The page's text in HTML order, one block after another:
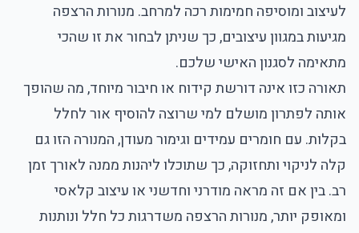
לעיצוב ומוסיפה חמימות רכה למרחב. מנורות הרצפה
מגיעות במגוון עיצובים, כך שניתן לבחור את זו שהכי
מתאימה לסגנון האישי שלכם.
תאורה כזו אינה דורשת קידוח או חיבור מיוחד, מה שהופך
אותה לפתרון מושלם למי שרוצה להוסיף אור לחלל
בקלות. עם חומרים עמידים וגימור מעודן, המנורה הזו גם
קלה לניקוי ותחזוקה, כך שתוכלו ליהנות ממנה לאורך זמן
רב. בין אם זה מראה מודרני וחדשני או עיצוב קלאסי
ומאופק יותר, מנורות הרצפה משדרגות כל חלל ונותנות